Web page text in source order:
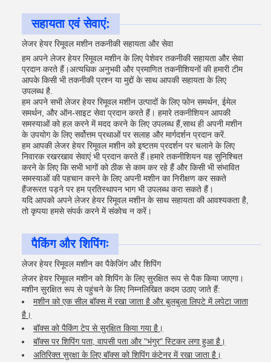
सहायता एवं सेवाएं:
लेजर हेयर रिमूवल मशीन तकनीकी सहायता और सेवा
हम अपने लेजर हेयर रिमूवल मशीन के लिए पेशेवर तकनीकी सहायता और सेवा
प्रदान करते हैं।अत्यधिक अनुभवी और प्रमाणित तकनीशियनों की हमारी टीम
आपके किसी भी तकनीकी प्रश्न या मुद्दों के साथ आपकी सहायता के लिए
उपलब्ध है.
हम अपने सभी लेजर हेयर रिमूवल मशीन उत्पादों के लिए फोन समर्थन, ईमेल
समर्थन, और ऑन-साइट सेवा प्रदान करते हैं। हमारे तकनीशियन आपकी
समस्याओं को हल करने में मदद करने के लिए उपलब्ध हैं,साथ ही अपनी मशीन
के उपयोग के लिए सर्वोत्तम प्रथाओं पर सलाह और मार्गदर्शन प्रदान करें.
हम आपकी लेजर हेयर रिमूवल मशीन को इष्टतम प्रदर्शन पर चलाने के लिए
निवारक रखरखाव सेवाएं भी प्रदान करते हैं।हमारे तकनीशियन यह सुनिश्चित
करने के लिए कि सभी भागों को ठीक से काम कर रहे हैं और किसी भी संभावित
समस्याओं की पहचान करने के लिए अपनी मशीन का निरीक्षण कर सकते
हैंजरूरत पड़ने पर हम प्रतिस्थापन भाग भी उपलब्ध करा सकते हैं।
यदि आपको अपने लेजर हेयर रिमूवल मशीन के साथ सहायता की आवश्यकता है,
तो कृपया हमसे संपर्क करने में संकोच न करें।
पैकिंग और शिपिंगः
लेजर हेयर रिमूवल मशीन का पैकेजिंग और शिपिंग
लेजर हेयर रिमूवल मशीन को शिपिंग के लिए सुरक्षित रूप से पैक किया जाएगा।
मशीन सुरक्षित रूप से पहुंचने के लिए निम्नलिखित कदम उठाए जाते हैं:
मशीन को एक सील बॉक्स में रखा जाता है और बुलबुला लिपटे में लपेटा जाता
है।
बॉक्स को पैकिंग टेप से सुरक्षित किया गया है।
बॉक्स पर शिपिंग पता, वापसी पता और "भंगुर" स्टिकर लगा हुआ है।
अतिरिक्त सुरक्षा के लिए बॉक्स को शिपिंग कंटेनर में रखा जाता है।